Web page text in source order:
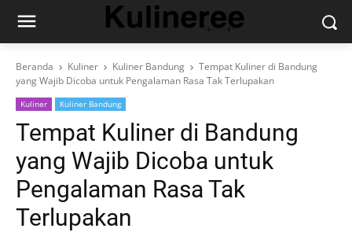
Beranda Kuliner Kuliner Bandung
Tempat Kuliner di Bandung
yang Wajib Dicoba untuk Pengalaman Rasa Tak Terlupakan
Kuliner Kuliner Bandung
Tempat Kuliner di Bandung
yang Wajib Dicoba untuk
Pengalaman Rasa Tak
Terlupakan